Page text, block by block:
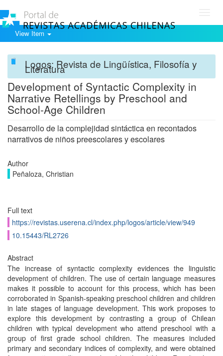
View Item
Logos: Revista de Lingüística, Filosofía y
Literatura
Development of Syntactic Complexity in
Narrative Retellings by Preschool and
School-Age Children
Desarrollo de la complejidad sintáctica en recontados
narrativos de niños preescolares y escolares
Author
Peñaloza, Christian
Full text
https://revistas.userena.cl/index.php/logos/article/view/949
10.15443/RL2726
Abstract
The increase of syntactic complexity evidences the linguistic
development of children. The use of certain language measures
makes it possible to account for this process, which has been
corroborated in Spanish-speaking preschool children and children
in late stages of language development. This work proposes to
explore this development by contrasting a group of Chilean
children with typical development who attend preschool with a
group of first grade school children. The measures included
primary and secondary indices of complexity, and were obtained